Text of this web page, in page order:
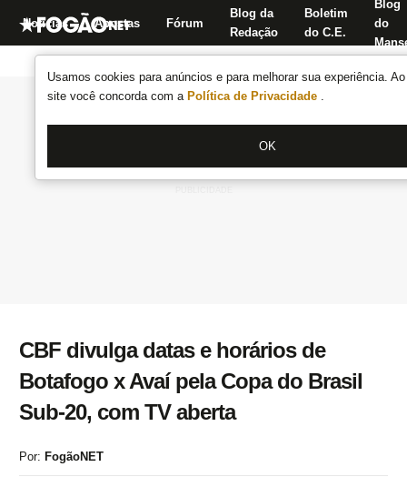
Usamos cookies para anúncios e para melhorar sua experiência.
site você concorda com a Política de Privacidade .
OK
Notícias Apostas Fórum
Blog da
Redação
Boletim
do C.E.
Blog
do
CBF divulga datas e horários de
Botafogo x Avaí pela Copa do Brasil
Sub-20, com TV aberta
Por: FogãoNET